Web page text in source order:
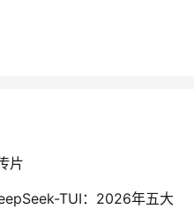
片
TUI：2026年五大